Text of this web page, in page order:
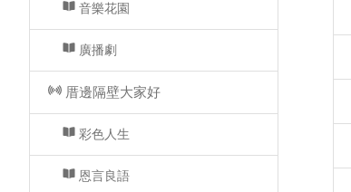
音樂花園
廣播劇
厝邊隔壁大家好
彩色人生
恩言良語